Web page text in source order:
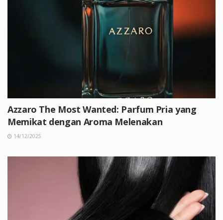
Azzaro The Most Wanted: Parfum Pria yang
Memikat dengan Aroma Melenakan
14/12/2025